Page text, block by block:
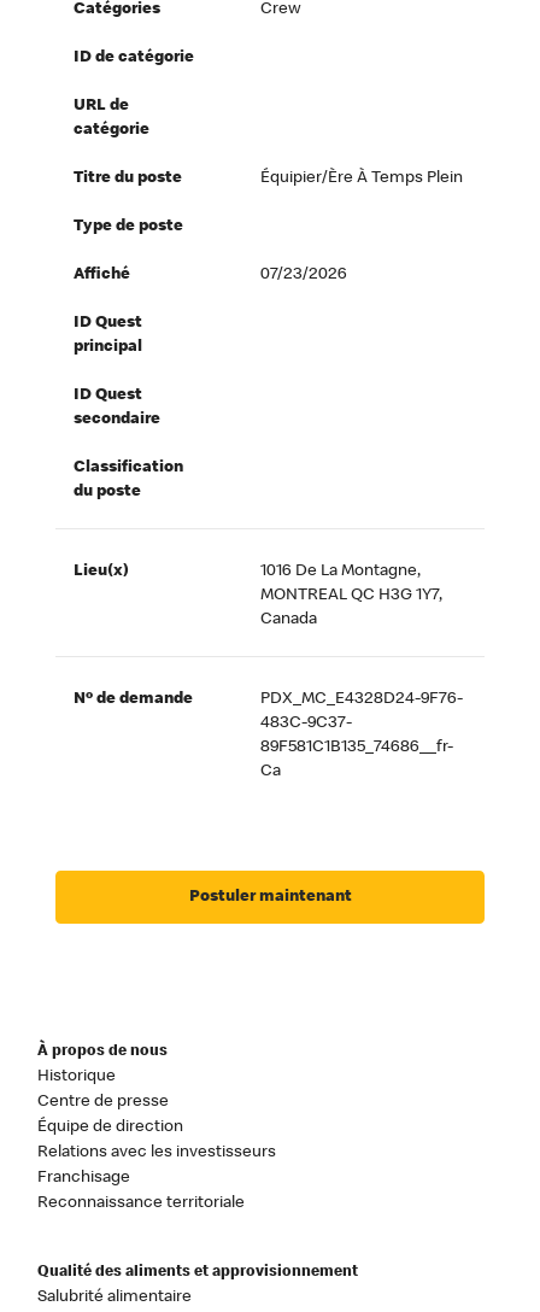
Catégories Crew
ID de catégorie
URL de
catégorie
Titre du poste Équipier/ère À Temps Plein
Type de poste
Affiché 07/23/2026
ID Quest
principal
ID Quest
secondaire
Classification
du poste
Lieu(x)
1016 De La Montagne,
MONTREAL QC H3G 1Y7,
Canada
Nº de demande
PDX_MC_E4328D24-9F76-
483C-9C37-
89F581C1B135_74686__fr-
Ca
Postuler maintenant
À propos de nous
Historique
Centre de presse
Équipe de direction
Relations avec les investisseurs
Franchisage
Reconnaissance territoriale
Qualité des aliments et approvisionnement
Salubrité alimentaire